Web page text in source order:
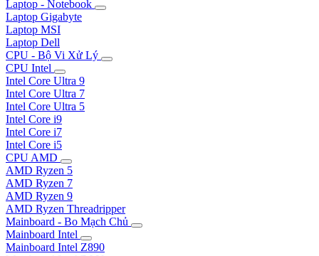
Laptop - Notebook
Laptop Gigabyte
Laptop MSI
Laptop Dell
CPU - Bộ Vi Xử Lý
CPU Intel
Intel Core Ultra 9
Intel Core Ultra 7
Intel Core Ultra 5
Intel Core i9
Intel Core i7
Intel Core i5
CPU AMD
AMD Ryzen 5
AMD Ryzen 7
AMD Ryzen 9
AMD Ryzen Threadripper
Mainboard - Bo Mạch Chủ
Mainboard Intel
Mainboard Intel Z890